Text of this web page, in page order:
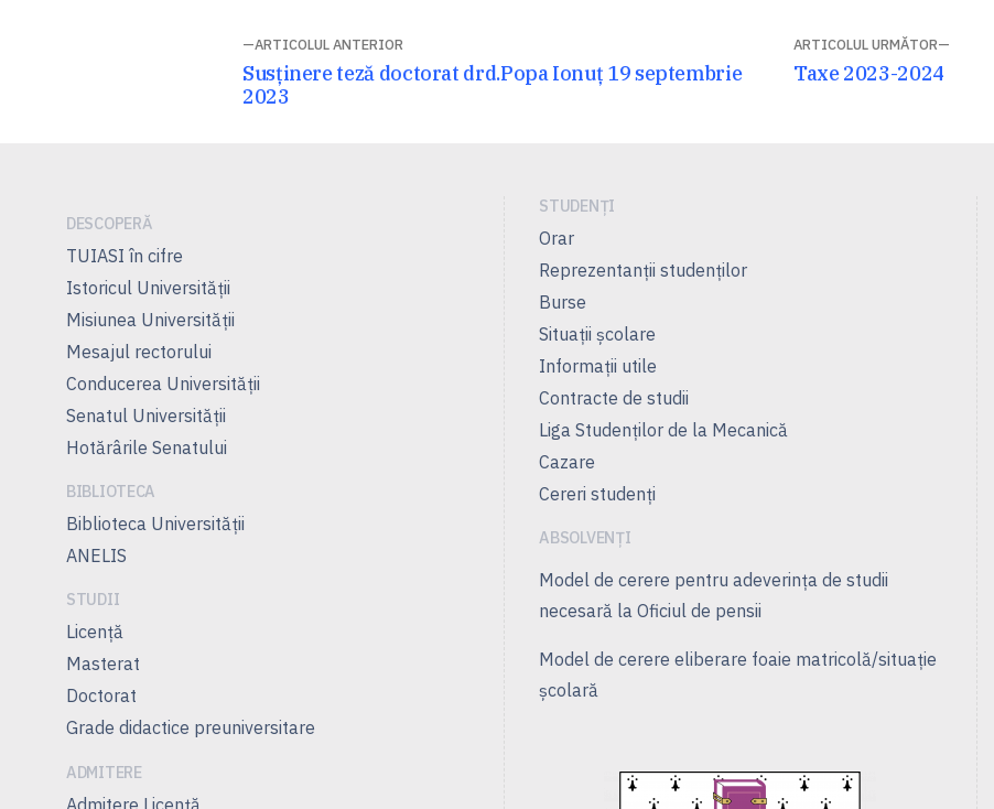
ARTICOLUL ANTERIOR
Articolul
anterior:
Susținere teză doctorat drd.Popa Ionuț 19 septembrie
2023
ARTICOLUL URMĂTOR
Articolul
Taxe 2023-2024
DESCOPERĂ
TUIASI în cifre
Istoricul Universităţii
Misiunea Universităţii
Mesajul rectorului
Conducerea Universităţii
Senatul Universității
Hotărârile Senatului
BIBLIOTECA
Biblioteca Universității
ANELIS
STUDII
Licență
Masterat
Doctorat
Grade didactice preuniversitare
ADMITERE
Admitere Licenţă
STUDENȚI
Orar
Reprezentanţii studenţilor
Burse
Situații școlare
Informații utile
Contracte de studii
Liga Studenţilor de la Mecanică
Cazare
Cereri studenți
ABSOLVENȚI
Model de cerere pentru adeverința de studii
necesară la Oficiul de pensii
Model de cerere eliberare foaie matricolă/situație
școlară